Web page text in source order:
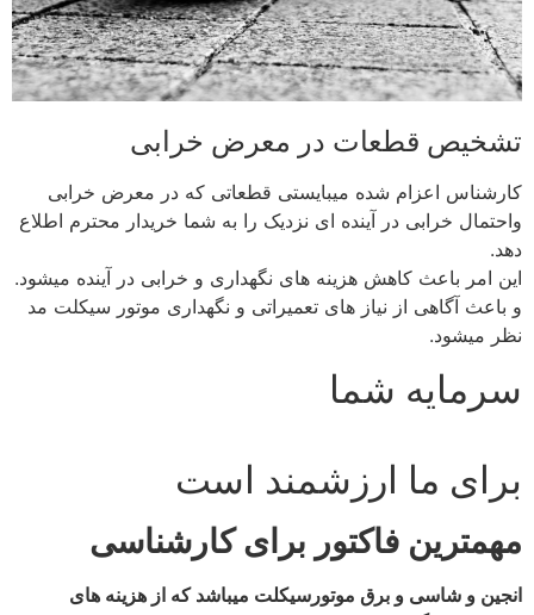
تشخیص قطعات در معرض خرابی
کارشناس اعزام شده میبایستی قطعاتی که در معرض خرابی
واحتمال خرابی در آینده ای نزدیک را به شما خریدار محترم اطلاع
دهد.
این امر باعث کاهش هزینه های نگهداری و خرابی در آینده میشود.
و باعث آگاهی از نیاز های تعمیراتی و نگهداری موتور سیکلت مد
نظر میشود.
سرمایه شما
برای ما ارزشمند است
مهمترین فاکتور برای کارشناسی
انجین و شاسی و برق موتورسیکلت میباشد که از هزینه های